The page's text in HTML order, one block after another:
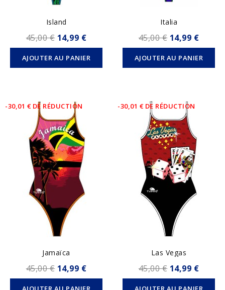
Island
45,00 € 14,99 €
AJOUTER AU PANIER
Italia
45,00 € 14,99 €
AJOUTER AU PANIER
-30,01 € DE RÉDUCTION
Jamaïca
45,00 € 14,99 €
-30,01 € DE RÉDUCTION
Las Vegas
45,00 € 14,99 €